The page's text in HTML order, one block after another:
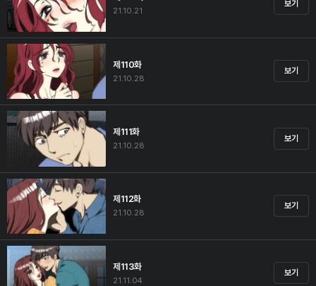
21.10.21
보기
제110화
21.10.28
보기
제111화
21.10.28
보기
제112화
21.10.28
보기
제113화
21.11.04
보기